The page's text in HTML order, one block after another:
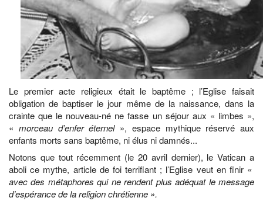
Le premier acte religieux était le baptême ; l’Eglise faisait
obligation de baptiser le jour même de la naissance, dans la
crainte que le nouveau-né ne fasse un séjour aux « limbes »,
« morceau d’enfer éternel», espace mythique réservé aux
enfants morts sans baptême, ni élus ni damnés...
Notons que tout récemment (le 20 avril dernier), le Vatican a
aboli ce mythe, article de foi terrifiant ; l’Eglise veut en finir «
avec des métaphores qui ne rendent plus adéquat le message
d’espérance de la religion chrétienne ».